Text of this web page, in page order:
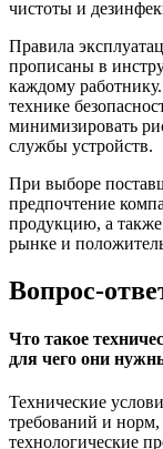
чистоты и
Правила
прописаны в
каждому
технике
минимизировать
службы устройств.
При выборе
предпочтение
продукцию, а
рынке и
Вопрос-
Что такое
для чего они
Технические
требований и
технологические